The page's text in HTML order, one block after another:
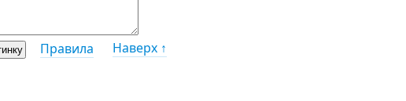
Правила Наверх ↑